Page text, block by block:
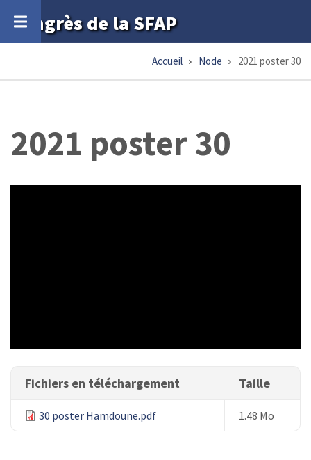
contenu
Congrès de la SFAP
Accueil Node 2021 poster 30
2021 poster 30
Fichiers en téléchargement Taille
30 poster Hamdoune.pdf 1.48 Mo